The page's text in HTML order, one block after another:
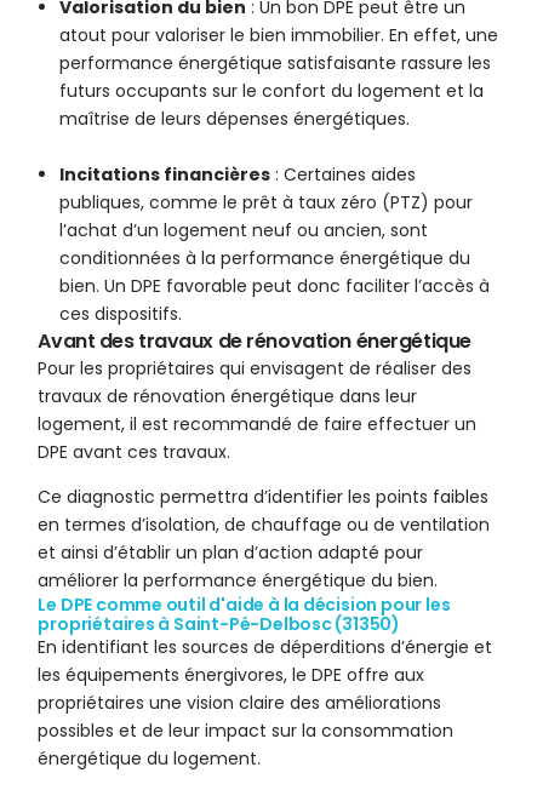
Valorisation du bien : Un bon DPE peut être un
atout pour valoriser le bien immobilier. En effet, une
performance énergétique satisfaisante rassure les
futurs occupants sur le confort du logement et la
maîtrise de leurs dépenses énergétiques.
Incitations financières : Certaines aides
publiques, comme le prêt à taux zéro (PTZ) pour
l’achat d’un logement neuf ou ancien, sont
conditionnées à la performance énergétique du
bien. Un DPE favorable peut donc faciliter l’accès à
ces dispositifs.
Avant des travaux de rénovation énergétique
Pour les propriétaires qui envisagent de réaliser des
travaux de rénovation énergétique dans leur
logement, il est recommandé de faire effectuer un
DPE avant ces travaux.
Ce diagnostic permettra d’identifier les points faibles
en termes d’isolation, de chauffage ou de ventilation
et ainsi d’établir un plan d’action adapté pour
améliorer la performance énergétique du bien.
Le DPE comme outil d'aide à la décision pour les
propriétaires à Saint-Pé-Delbosc (31350)
En identifiant les sources de déperditions d’énergie et
les équipements énergivores, le DPE offre aux
propriétaires une vision claire des améliorations
possibles et de leur impact sur la consommation
énergétique du logement.